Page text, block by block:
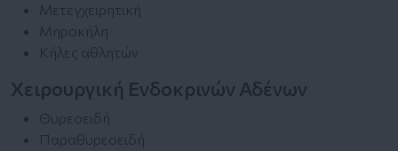
Μετεγχειρητική
Μηροκήλη
Κήλες αθλητών
Χειρουργική Ενδοκρινών Αδένων
Θυρεοειδή
Παραθυρεοειδή